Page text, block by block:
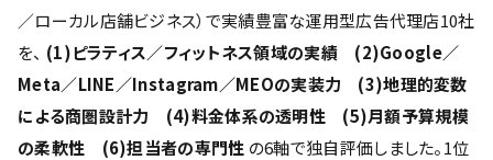
／ローカル店舗ビジネス）で実績豊富な運用型広告代理店10社
を、 (1)ピラティス／フィットネス領域の実績 (2)Google／
Meta／LINE／Instagram／MEOの実装力 (3)地理的変数
による商圏設計力 (4)料金体系の透明性 (5)月額予算規模
の柔軟性 (6)担当者の専門性 の6軸で独自評価しました。1位